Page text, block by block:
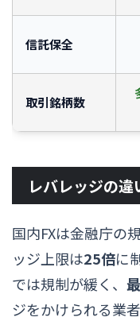
信託保全
取引銘柄数
レバレッジの違
国内FXは金融庁の
ッジ上限は25倍に
では規制が緩く、
ジをかけられる業